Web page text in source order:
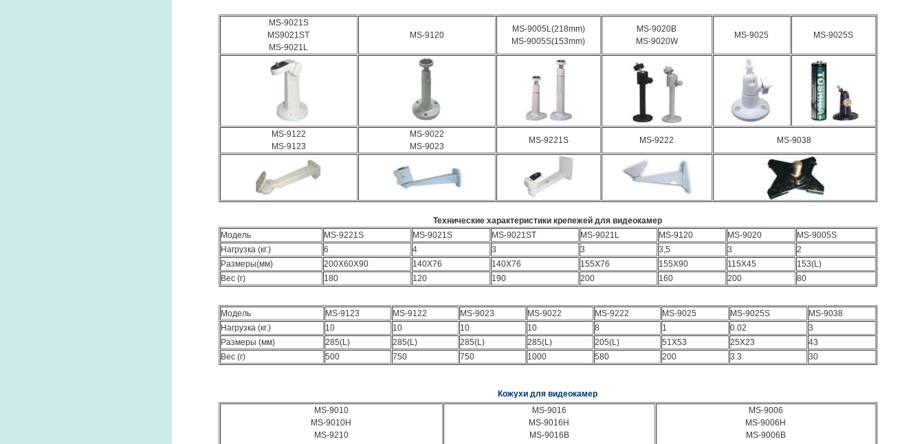
MS-9021S
MS9021ST
MS-9021L
MS-9120
MS-9005L(218mm)
MS-9005S(153mm)
MS-9020B
MS-9020W
MS-9025 MS-9025S
MS-9122
MS-9123
MS-9022
MS-9023
MS-9221S MS-9222 MS-9038
Технические характеристики крепежей для видеокамер
Модель
MS-9221S MS-9021S MS-9021ST MS-9021L MS-9120 MS-9020
MS-9005S
Нагрузка (кг.)
6 4 3 3 3,5 3
2
Размеры(мм)
200X60X90 140X76 140X76 155X76 155X90 115X45
153(L)
Вес (г)
180 120 190 200 160 200 80
Модель MS-9123 MS-9122 MS-9023 MS-9022 MS-9222 MS-9025 MS-9025S
MS-9038
Нагрузка (кг.)
10 10 10 10 8 1 0.02
3
Размеры (мм)
285(L) 285(L) 285(L) 285(L) 205(L) 51X53 25X23
43
Вес (г)
500 750 750 1000 580 200 3.3 30
Кожухи для видеокамер
MS-9010
MS-9010H
MS-9210
MS-9016
MS-9016H
MS-9016B
MS-9006
MS-9006H
MS-9006B